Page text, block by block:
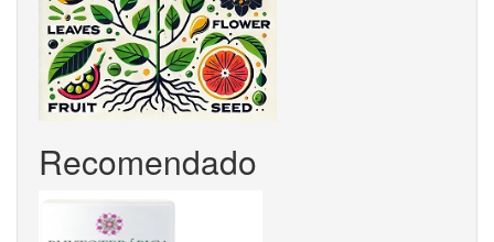
Recomendado